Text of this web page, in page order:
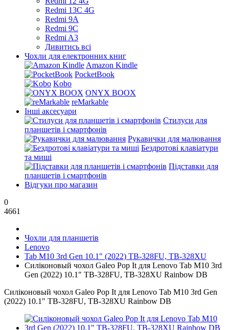
Redmi 13C 4G
Redmi 9A
Redmi 9C
Redmi A3
Дивитись всі
Чохли для електронних книг
Amazon Kindle
PocketBook
Kobo
ONYX BOOX
reMarkable
Інші аксесуари
Стилуси для
планшетів і смартфонів
Рукавички для малювання
Бездротові клавіатури
та миші
Підставки для
планшетів і смартфонів
Відгуки про магазин
0
4661
Чохли для планшетів
Lenovo
Tab M10 3rd Gen 10.1" (2022) TB-328FU, TB-328XU
Силіконовый чохол Galeo Pop It для Lenovo Tab M10 3rd
Gen (2022) 10.1" TB-328FU, TB-328XU Rainbow DB
Силіконовый чохол Galeo Pop It для Lenovo Tab M10 3rd Gen
(2022) 10.1" TB-328FU, TB-328XU Rainbow DB